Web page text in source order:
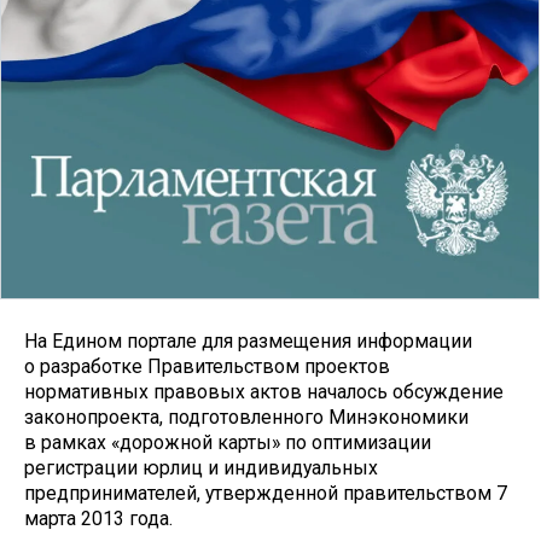
На Едином портале для размещения информации
о разработке Правительством проектов
нормативных правовых актов началось обсуждение
законопроекта, подготовленного Минэкономики
в рамках «дорожной карты» по оптимизации
регистрации юрлиц и индивидуальных
предпринимателей, утвержденной правительством 7
марта 2013 года.